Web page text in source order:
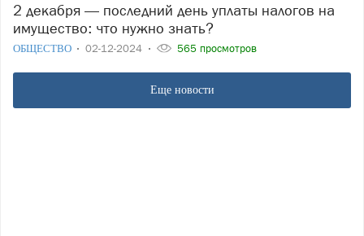
2 декабря — последний день уплаты налогов на
имущество: что нужно знать?
ОБЩЕСТВО 02-12-2024 565 просмотров
Еще новости